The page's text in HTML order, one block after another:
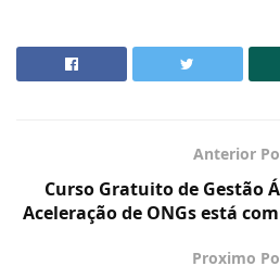
Anterior
Curso Gratuito de Gestão
Aceleração de ONGs está
Proximo